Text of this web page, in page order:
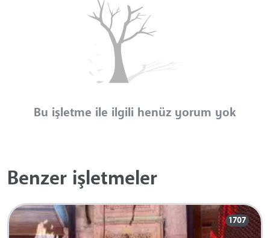
Bu işletme ile ilgili henüz yorum yok
Benzer işletmeler
1707